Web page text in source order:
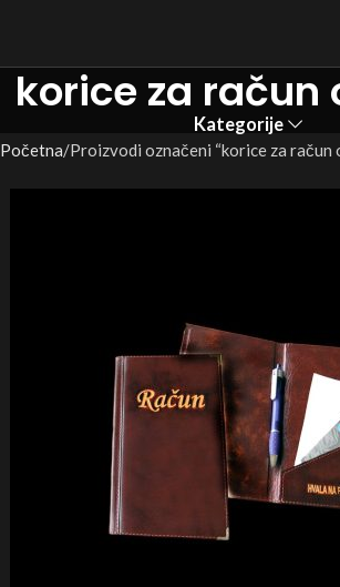
korice za račun
Kategorije
Početna Proizvodi označeni “korice za račun